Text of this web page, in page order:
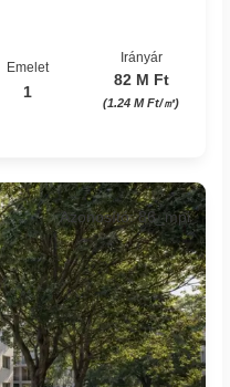
Emelet
1
Irányár
82 M Ft
(1.24 M Ft/㎡)
Azonosító: 86_mpi